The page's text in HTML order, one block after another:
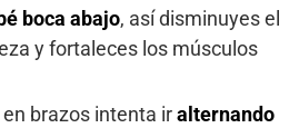
boca abajo, así disminuyes el
y fortaleces los músculos
brazos intenta iralternando